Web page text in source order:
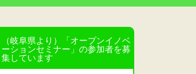
（岐阜県より）「オープンイノベ
ーションセミナー」の参加者を募
集しています